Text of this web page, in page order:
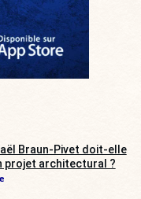
Braun-Pivet doit-elle
projet architectural ?